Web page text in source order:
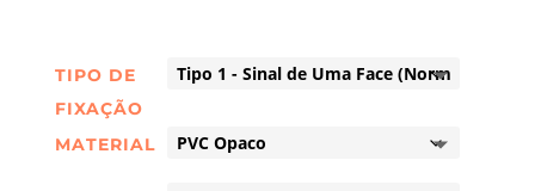
TIPO DE
FIXAÇÃO
MATERIAL